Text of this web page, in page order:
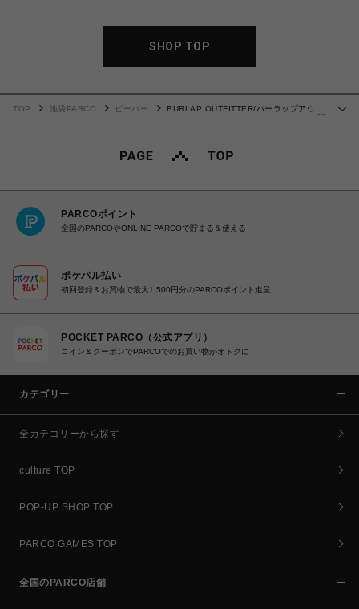
SHOP TOP
TOP 池袋PARCO ビーバー
BURLAP OUTFITTER/バーラップアウト
PARCOポイント
全国のPARCOやONLINE PARCOで貯まる＆使える
ポケパル払い
初回登録＆お買物で最大1,500円分のPARCOポイント進呈
POCKET PARCO（公式アプリ）
コイン＆クーポンでPARCOでのお買い物がオトクに
カテゴリー
全カテゴリーから探す
culture TOP
POP-UP SHOP TOP
PARCO GAMES TOP
全国のPARCO店舗